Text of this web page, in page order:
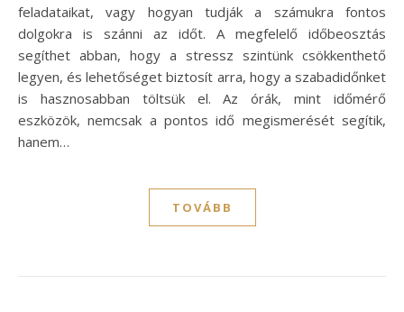
feladataikat, vagy hogyan tudják a számukra fontos
dolgokra is szánni az időt. A megfelelő időbeosztás
segíthet abban, hogy a stressz szintünk csökkenthető
legyen, és lehetőséget biztosít arra, hogy a szabadidőnket
is hasznosabban töltsük el. Az órák, mint időmérő
eszközök, nemcsak a pontos idő megismerését segítik,
hanem…
TOVÁBB